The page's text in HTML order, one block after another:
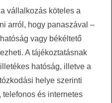
vállalkozás köteles a
arról, hogy panaszával –
vagy békéltető
A tájékoztatásnak
hatóság, illetve a
helye szerinti
telefonos és internetes